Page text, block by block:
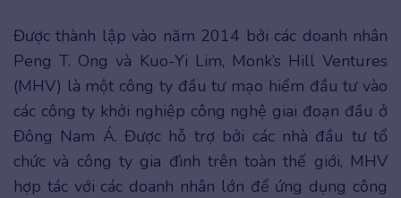
Được thành lập vào năm 2014 bởi các doanh nhân
Peng T. Ong và Kuo-Yi Lim, Monk’s Hill Ventures
(MHV) là một công ty đầu tư mạo hiểm đầu tư vào
các công ty khởi nghiệp công nghệ giai đoạn đầu ở
Đông Nam Á. Được hỗ trợ bởi các nhà đầu tư tổ
chức và công ty gia đình trên toàn thế giới, MHV
hợp tác với các doanh nhân lớn để ứng dụng công